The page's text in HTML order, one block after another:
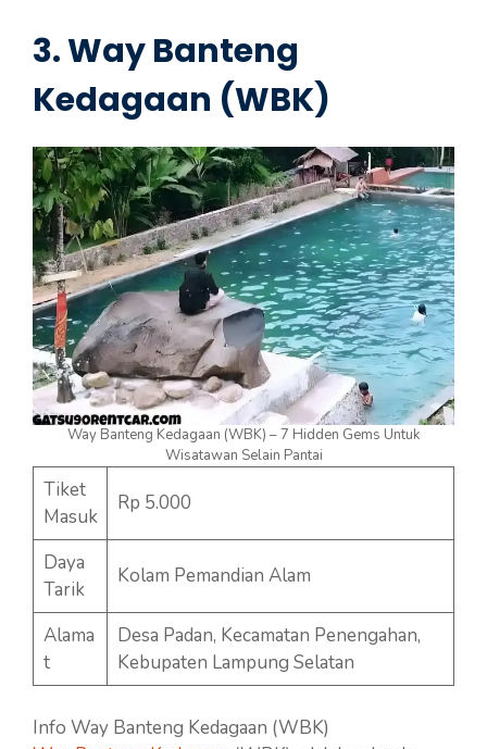
3. Way Banteng
Kedagaan (WBK)
Way Banteng Kedagaan (WBK) – 7 Hidden Gems Untuk
Wisatawan Selain Pantai
Tiket
Masuk
Rp 5.000
Daya
Tarik
Kolam Pemandian Alam
Alama
t
Desa Padan, Kecamatan Penengahan,
Kebupaten Lampung Selatan
Info Way Banteng Kedagaan (WBK)